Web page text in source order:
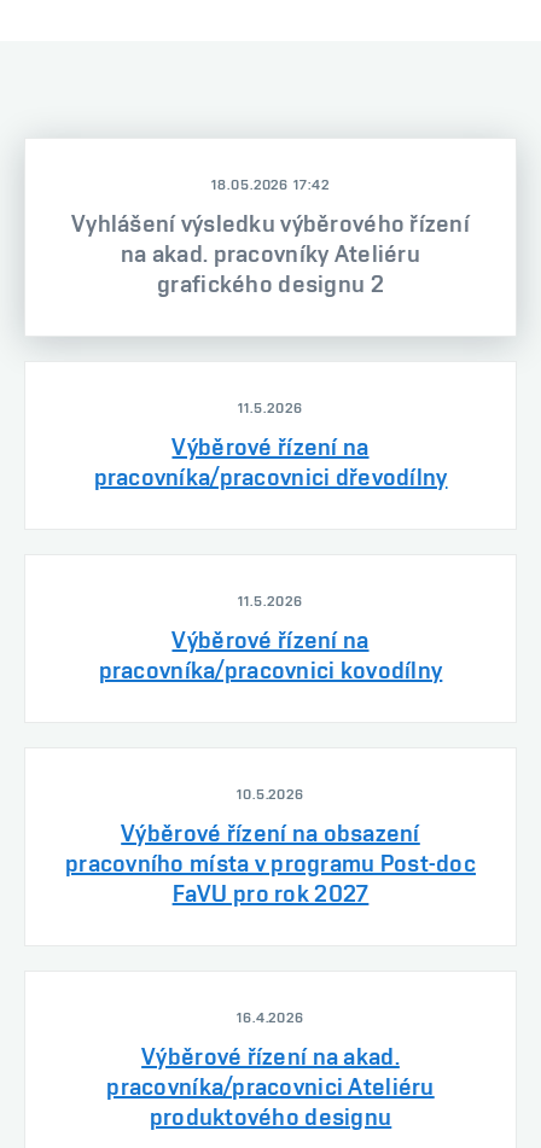
18.05.2026 17:42
Vyhlášení výsledku výběrového řízení
na akad. pracovníky Ateliéru
grafického designu 2
11.5.2026
Výběrové řízení na
pracovníka/pracovnici dřevodílny
11.5.2026
Výběrové řízení na
pracovníka/pracovnici kovodílny
10.5.2026
Výběrové řízení na obsazení
pracovního místa v programu Post-doc
FaVU pro rok 2027
16.4.2026
Výběrové řízení na akad.
pracovníka/pracovnici Ateliéru
produktového designu